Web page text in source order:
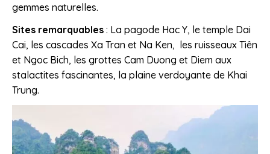
gemmes naturelles.
Sites remarquables : La pagode Hac Y, le temple Dai
Cai, les cascades Xa Tran et Na Ken, les ruisseaux Tiên
et Ngoc Bich, les grottes Cam Duong et Diem aux
stalactites fascinantes, la plaine verdoyante de Khai
Trung.